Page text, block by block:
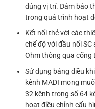
đúng vị trí. Đảm bảo
trong quá trình hoạt
Kết nối thẻ với các
chế độ với đầu nối
Ohm thông qua cổng
Sử dụng bảng điều
kênh MADI mong
32 kênh trong số 64
hoạt điều chỉnh cấu